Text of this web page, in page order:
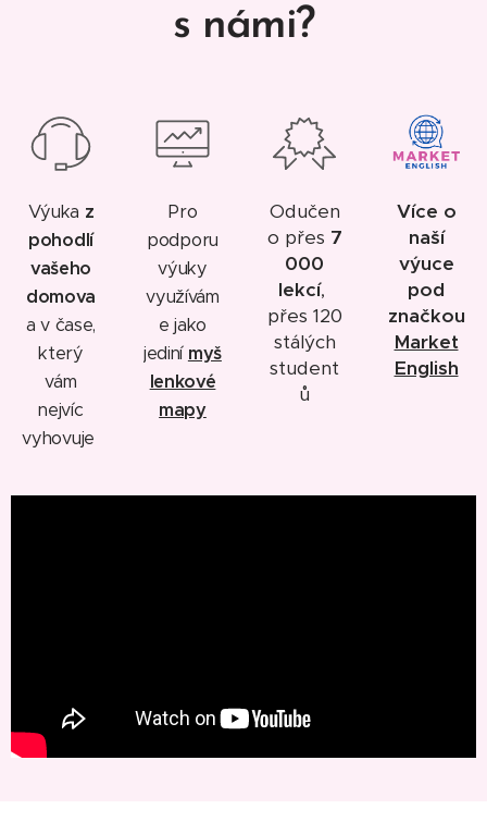
s námi?
Výuka z
pohodlí
vašeho
domova
a v čase,
který
vám
nejvíc
vyhovuje
Pro
podporu
výuky
využívám
e jako
jediní myš
lenkové
mapy
Odučen
o přes 7
000
lekcí,
přes 120
stálých
student
ů
Více o
naší
výuce
pod
značkou
Market
English